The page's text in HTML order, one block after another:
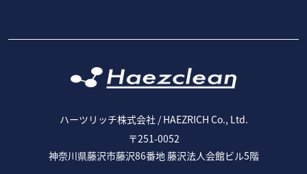
ハーツリッチ株式会社 / HAEZRICH Co., Ltd.
〒251-0052
神奈川県藤沢市藤沢86番地 藤沢法人会館ビル5階